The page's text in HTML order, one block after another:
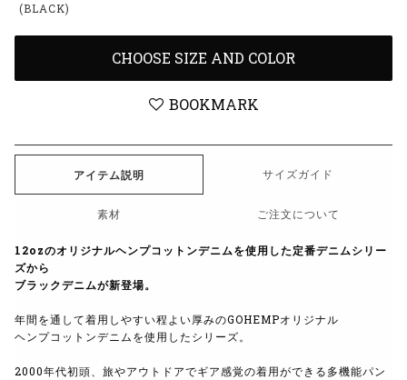
(BLACK)
CHOOSE SIZE AND COLOR
BOOKMARK
アイテム説明 サイズガイド
素材 ご注文について
12ozのオリジナルヘンプコットンデニムを使用した定番デニムシリー
ズから
ブラックデニムが新登場。
年間を通して着用しやすい程よい厚みのGOHEMPオリジナル
ヘンプコットンデニムを使用したシリーズ。
2000年代初頭、旅やアウトドアでギア感覚の着用ができる多機能パン